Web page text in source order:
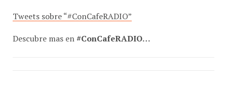
Tweets sobre “#ConCafeRADIO”
Descubre mas en#ConCafeRADIO…